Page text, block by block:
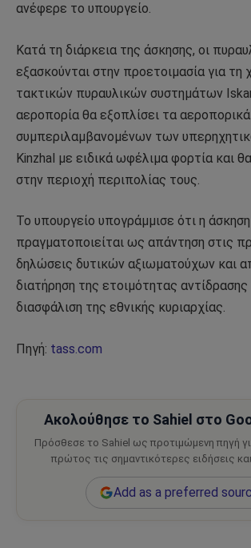
ανέφερε το υπουργείο.
Κατά τη διάρκεια της άσκησης, οι
εξασκούνται στην προετοιμασία για τη
τακτικών πυραυλικών συστημάτων
αεροπορία θα εξοπλίσει τα
συμπεριλαμβανομένων των
Kinzhal με ειδικά ωφέλιμα φορτία και
στην περιοχή περιπολίας τους.
Το υπουργείο υπογράμμισε ότι η άσκηση
πραγματοποιείται ως απάντηση στις
δηλώσεις δυτικών αξιωματούχων και
διατήρηση της ετοιμότητας αντίδρασης
διασφάλιση της εθνικής κυριαρχίας.
Πηγή: tass.com
Ακολούθησε το Sahiel στο
Πρόσθεσε το Sahiel ως προτιμώμενη πηγή
πρώτος τις σημαντικότερες ειδήσεις
Add as a preferred